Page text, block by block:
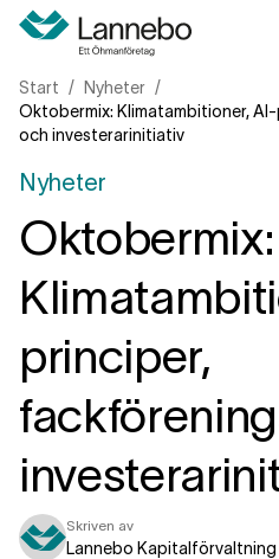
Start
Nyheter
Oktobermix: Klimatambitioner,
och investerarinitiativ
Nyheter
Oktobermix:
principer,
Skriven av
Lannebo Kapitalförvaltning